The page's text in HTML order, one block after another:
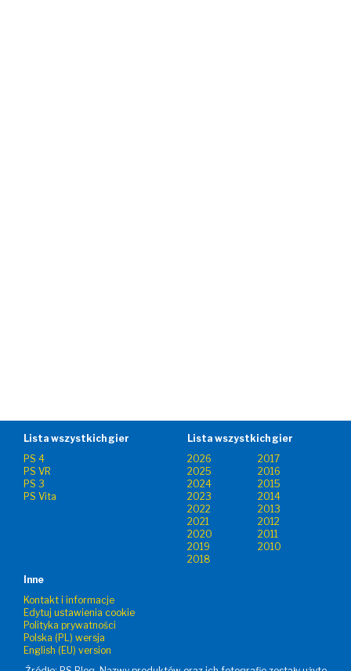
Lista wszystkich gier
PS 4
PS VR
PS 3
PS Vita
Lista wszystkich gier
2026
2017
2025
2016
2024
2015
2023
2014
2022
2013
2021
2012
2020
2011
2019
2010
2018
Inne
Kontakt i informacje
Edytuj ustawienia cookie
Polityka prywatności
Polska (PL) wersja
English (EU) version